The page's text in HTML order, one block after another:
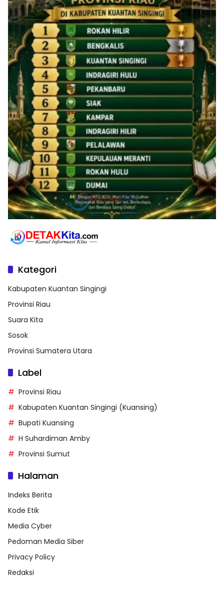
Kategori
Kabupaten Kuantan Singingi
Provinsi Riau
Suara Kita
Sosok
Provinsi Sumatera Utara
Label
Provinsi Riau
Kabupaten Kuantan Singingi (Kuansing)
Bupati Kuansing
H Suhardiman Amby
Provinsi Sumut
Halaman
Indeks Berita
Kode Etik
Media Cyber
Pedoman Media Siber
Privacy Policy
Redaksi